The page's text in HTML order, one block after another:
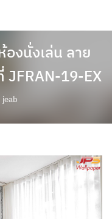
งนั่งเล่น ลาย
JFRAN-19-EX
jeab